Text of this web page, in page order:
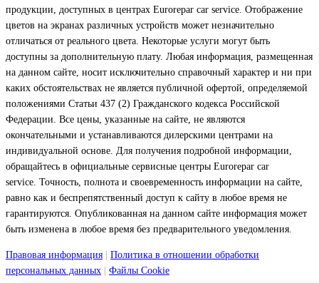
продукции, доступных в центрах Eurorepar car service. Отображение
цветов на экранах различных устройств может незначительно
отличаться от реального цвета. Некоторые услуги могут быть
доступны за дополнительную плату. Любая информация, размещенная
на данном сайте, носит исключительно справочный характер и ни при
каких обстоятельствах не является публичной офертой, определяемой
положениями Статьи 437 (2) Гражданского кодекса Российской
Федерации. Все цены, указанные на сайте, не являются
окончательными и устанавливаются дилерскими центрами на
индивидуальной основе. Для получения подробной информации,
обращайтесь в официальные сервисные центры Eurorepar car
service. Точность, полнота и своевременность информации на сайте,
равно как и беспрепятственный доступ к сайту в любое время не
гарантируются. Опубликованная на данном сайте информация может
быть изменена в любое время без предварительного уведомления.
Правовая информация
Политика в отношении обработки
персональных данных
Файлы Cookie